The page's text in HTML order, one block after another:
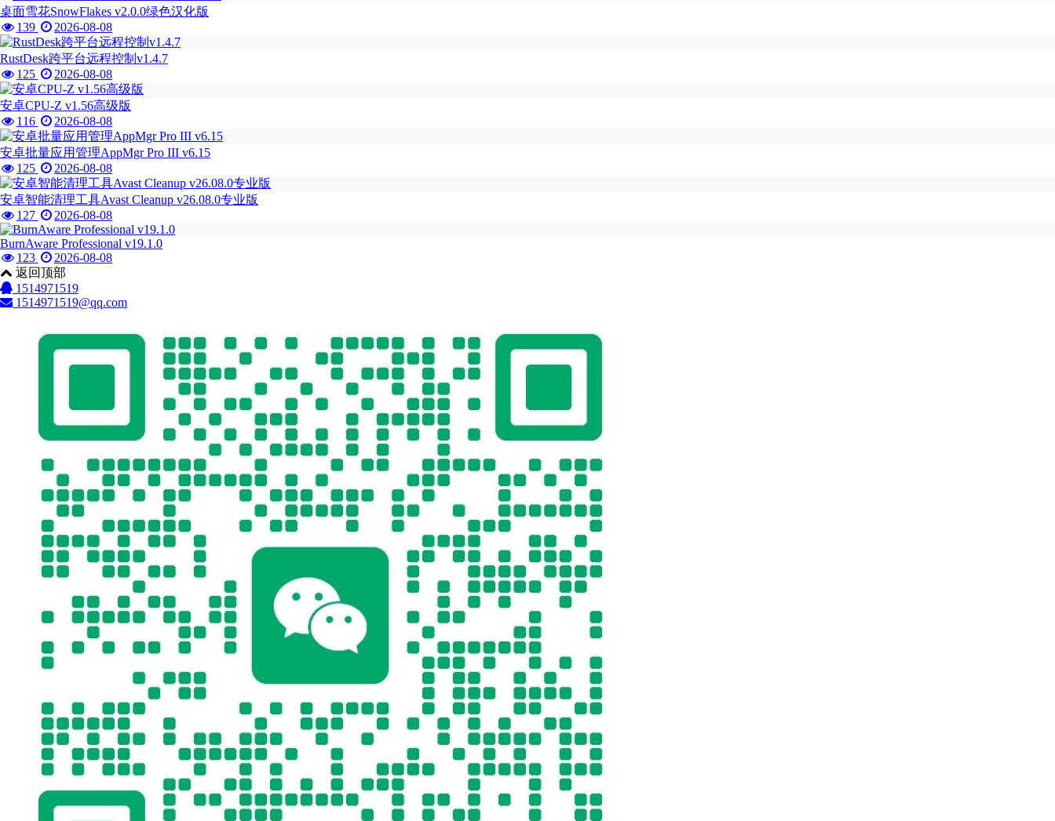
桌面雪花SnowFlakes v2.0.0绿色汉化版
139
2026-08-08
RustDesk跨平台远程控制v1.4.7
125
2026-08-08
安卓CPU-Z v1.56高级版
116
2026-08-08
安卓批量应用管理AppMgr Pro III v6.15
125
2026-08-08
安卓智能清理工具Avast Cleanup v26.08.0专业版
127
2026-08-08
BurnAware Professional v19.1.0
123
2026-08-08
返回顶部
1514971519
1514971519@qq.com